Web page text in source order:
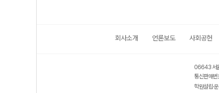
회사소개 언론보도 사회공헌
06643 서
통신판매
학원설립·